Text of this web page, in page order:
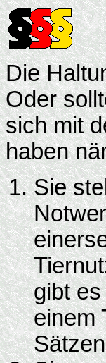
Die
Oder
sich mit
haben
Sie
gibt
einem